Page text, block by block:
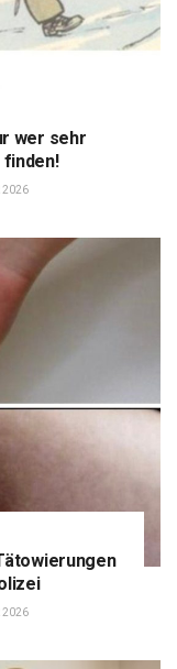
wer sehr
finden!
2026
2026